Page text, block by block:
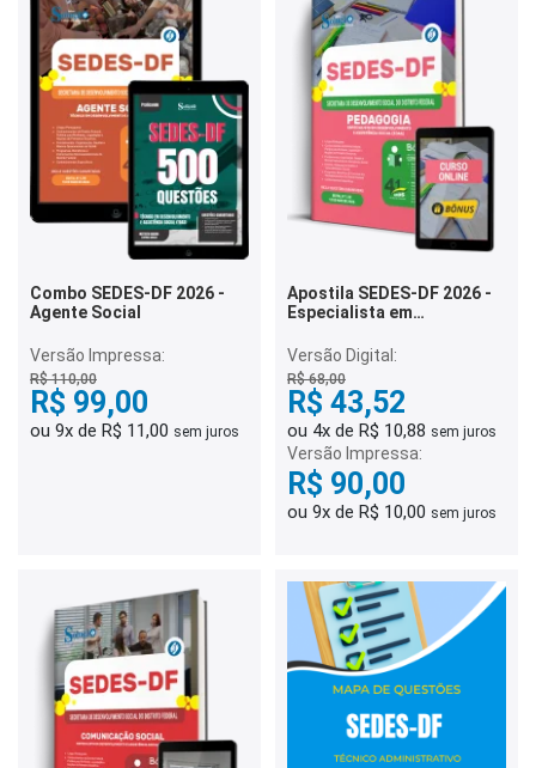
Combo SEDES-DF 2026 -
Agente Social
Versão Impressa:
R$ 110,00
R$ 99,00
ou 9x de R$ 11,00 sem juros
Apostila SEDES-DF 2026 -
Especialista em
Assistência Social (EDAS) -
Pedagogia
Versão Digital:
R$ 68,00
R$ 43,52
ou 4x de R$ 10,88 sem juros
Versão Impressa:
R$ 90,00
ou 9x de R$ 10,00 sem juros